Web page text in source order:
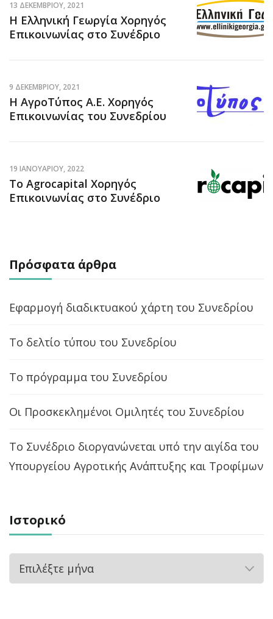
13 ΔΕΚΕΜΒΡΊΟΥ, 2021
Η Ελληνική Γεωργία Χορηγός
Επικοινωνίας στο Συνέδριο
9 ΔΕΚΕΜΒΡΊΟΥ, 2021
Η ΑγροΤύπος Α.Ε. Χορηγός
Επικοινωνίας του Συνεδρίου
19 ΙΑΝΟΥΑΡΊΟΥ, 2022
Το Agrocapital Χορηγός
Επικοινωνίας στο Συνέδριο
Πρόσφατα άρθρα
Εφαρμογή διαδικτυακού χάρτη του Συνεδρίου
Το δελτίο τύπου του Συνεδρίου
Το πρόγραμμα του Συνεδρίου
Οι Προσκεκλημένοι Ομιλητές του Συνεδρίου
Το Συνέδριο διοργανώνεται υπό την αιγίδα του
Υπουργείου Αγροτικής Ανάπτυξης και Τροφίμων
Ιστορικό
Ιστορικό